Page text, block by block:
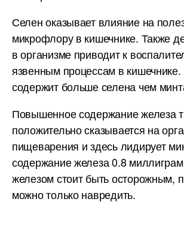
Селен оказывает влияние на
микрофлору в кишечнике. Также
в организме приводит к
язвенным процессам в
содержит больше селена чем
Повышенное содержание железа
положительно сказывается на
пищеварения и здесь лидирует
содержание железа 0.8
железом стоит быть осторожным,
можно только навредить.